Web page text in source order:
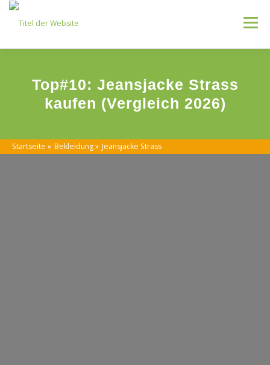
Skip
content
Menu
Top#10: Jeansjacke Strass
kaufen (Vergleich 2026)
Startseite » Bekleidung» Jeansjacke Strass